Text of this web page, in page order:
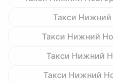
Такси Нижний
Такси Нижний
Такси Нижний
Такси Нижний